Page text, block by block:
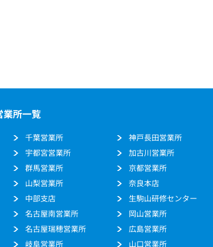
業所一覧
千葉営業所
宇都宮営業所
群馬営業所
山梨営業所
中部支店
名古屋南営業所
名古屋瑞穂営業所
岐阜営業所
神戸長田営業所
加古川営業所
京都営業所
奈良本店
生駒山研修センター
岡山営業所
広島営業所
山口営業所